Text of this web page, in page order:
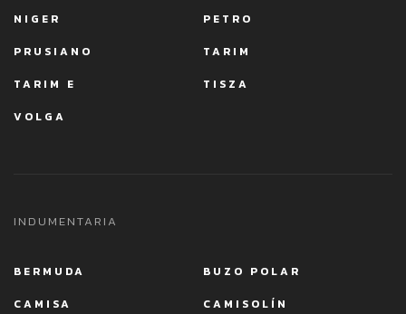
NIGER
PETRO
PRUSIANO
TARIM
TARIM E
TISZA
VOLGA
INDUMENTARIA
BERMUDA
BUZO POLAR
CAMISA
CAMISOLÍN